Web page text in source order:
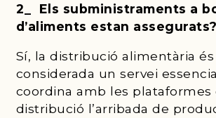
2_ Els subministraments a
d’aliments estan assegurats?
Sí, la distribució alimentària és
considerada un servei
coordina amb les plataformes
distribució l’arribada de